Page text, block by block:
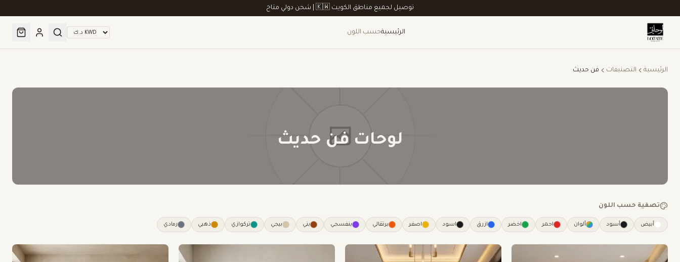
توصيل لجميع مناطق الكويت 🇰🇼 | شحن دولي متاح
حيواناتالخيلفن تجريدي
الرئيسية التصنيفات فن حديث
لوحات فن حديث
تصفية حسب اللون
أبيض أسود ألوان احمر اخضر ازرق اسود اصفر برتقالي بنفسجي بني بيجي تركوازي ذهبي رمادي